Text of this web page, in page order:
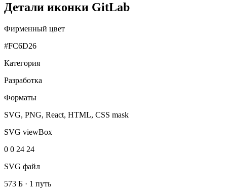
Детали иконки GitLab
Фирменный цвет
#FC6D26
Категория
Разработка
Форматы
SVG, PNG, React, HTML, CSS mask
SVG viewBox
0 0 24 24
SVG файл
573 Б · 1 путь